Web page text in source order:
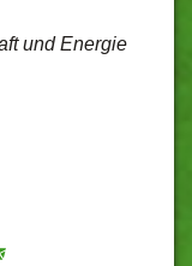
und Energie